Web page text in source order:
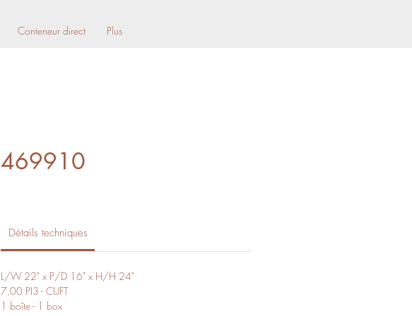
Conteneur direct Plus
469910
Détails techniques
L/W 22" x P/D 16" x H/H 24"
7,00 PI3 - CUFT
1 boîte - 1 box